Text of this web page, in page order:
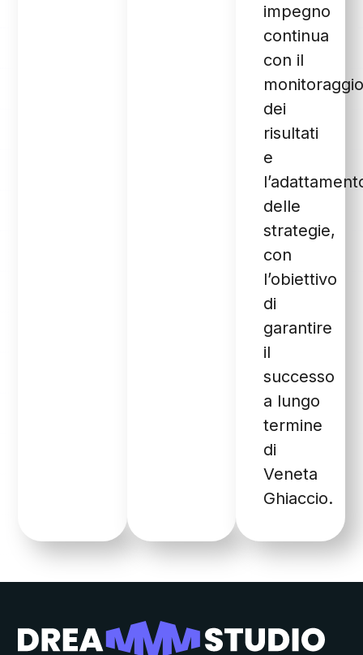
impegno
continua
con il
monitoraggio
dei
risultati
e
delle
strategie,
con
l’obiettivo
di
garantire
il
successo
a lungo
termine
di
Veneta
Ghiaccio.